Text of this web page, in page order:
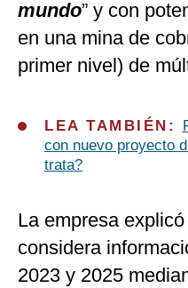
mundo” y con
en una mina de
primer nivel) de
LEA TAMBIÉN:
con nuevo proyecto
trata?
La empresa
considera
2023 y 2025